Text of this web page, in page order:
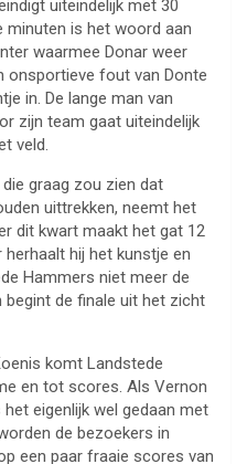
uiteindelijk met 30
minuten is het woord aan
waarmee Donar weer
onsportieve fout van Donte
in. De lange man van
zijn team gaat uiteindelijk
veld.
graag zou zien dat
uittrekken, neemt het
dit kwart maakt het gat 12
herhaalt hij het kunstje en
Hammers niet meer de
begint de finale uit het zicht
komt Landstede
en tot scores. Als Vernon
eigenlijk wel gedaan met
de bezoekers in
een paar fraaie scores van